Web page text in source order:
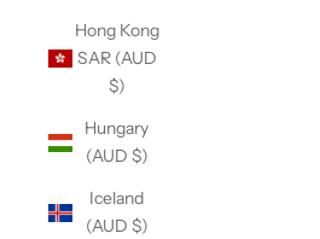
Hong Kong
SAR (AUD
$)
Hungary
(AUD $)
Iceland
(AUD $)